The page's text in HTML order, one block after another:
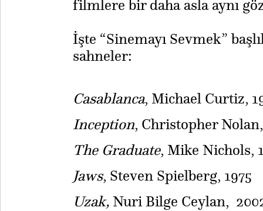
filmlere bir daha asla aynı
İşte “Sinemayı Sevmek”
sahneler:
Casablanca, Michael Curtiz,
Inception, Christopher
The Graduate, Mike Nichols,
Jaws, Steven Spielberg, 1975
Uzak,Nuri Bilge Ceylan,